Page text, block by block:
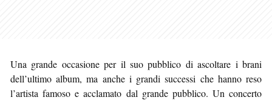
Una grande occasione per il suo pubblico di ascoltare i brani
dell’ultimo album, ma anche i grandi successi che hanno reso
l’artista famoso e acclamato dal grande pubblico. Un concerto